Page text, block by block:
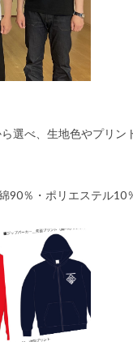
選べ、生地色やプリン
％・ポリエステル10